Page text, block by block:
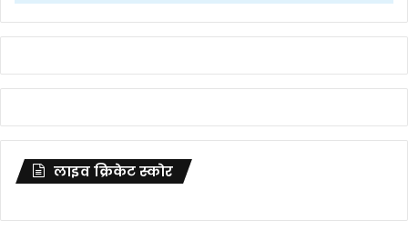
लाइव क्रिकेट स्कोर